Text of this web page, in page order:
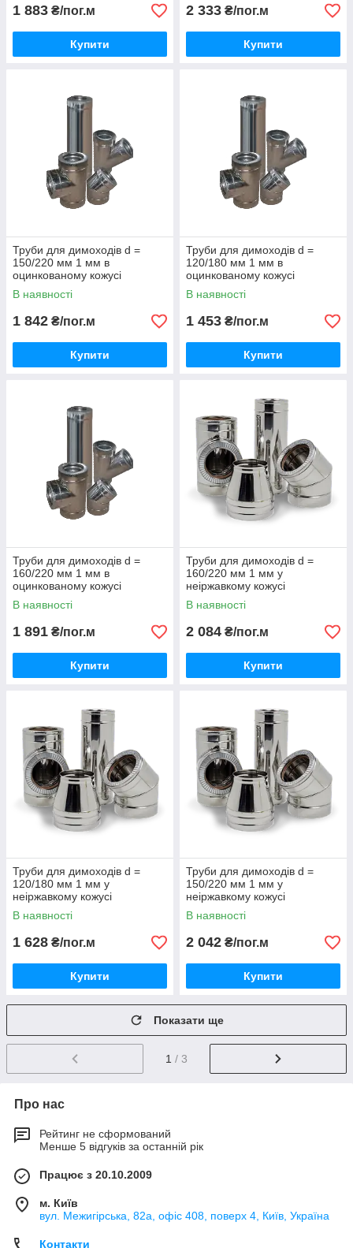
1 883 ₴/пог.м
Купити
2 333 ₴/пог.м
Купити
Труби для димоходів d =
150/220 мм 1 мм в
оцинкованому кожусі
В наявності
1 842 ₴/пог.м
Купити
Труби для димоходів d =
120/180 мм 1 мм в
оцинкованому кожусі
В наявності
1 453 ₴/пог.м
Купити
Труби для димоходів d =
160/220 мм 1 мм в
оцинкованому кожусі
В наявності
1 891 ₴/пог.м
Купити
Труби для димоходів d =
160/220 мм 1 мм у
неіржавкому кожусі
В наявності
2 084 ₴/пог.м
Купити
Труби для димоходів d =
120/180 мм 1 мм у
неіржавкому кожусі
В наявності
1 628 ₴/пог.м
Купити
Труби для димоходів d =
150/220 мм 1 мм у
неіржавкому кожусі
В наявності
2 042 ₴/пог.м
Купити
Показати ще
1 / 3
Про нас
Рейтинг не сформований
Менше 5 відгуків за останній рік
Працює з 20.10.2009
м. Київ
вул. Межигірська, 82а, офіс 408, поверх 4, Київ, Україна
Контакти